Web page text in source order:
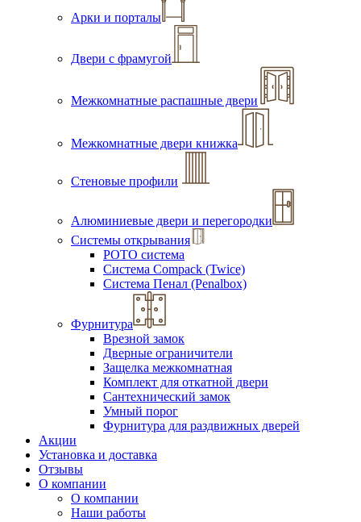
Арки и порталы
Двери с фрамугой
Межкомнатные распашные двери
Межкомнатные двери книжка
Стеновые профили
Алюминиевые двери и перегородки
Системы открывания
РОТО система
Система Compack (Twice)
Система Пенал (Penalbox)
Фурнитура
Врезной замок
Дверные ограничители
Защелка межкомнатная
Комплект для откатной двери
Сантехнический замок
Умный порог
Фурнитура для раздвижных дверей
Акции
Установка и доставка
Отзывы
О компании
О компании
Наши работы